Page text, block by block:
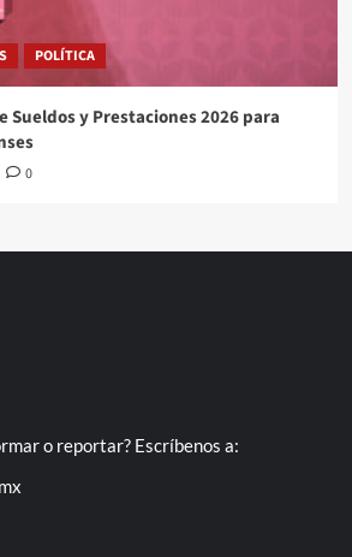
POLÍTICA
Sueldos y Prestaciones 2026 para
0
o reportar? Escríbenos a: